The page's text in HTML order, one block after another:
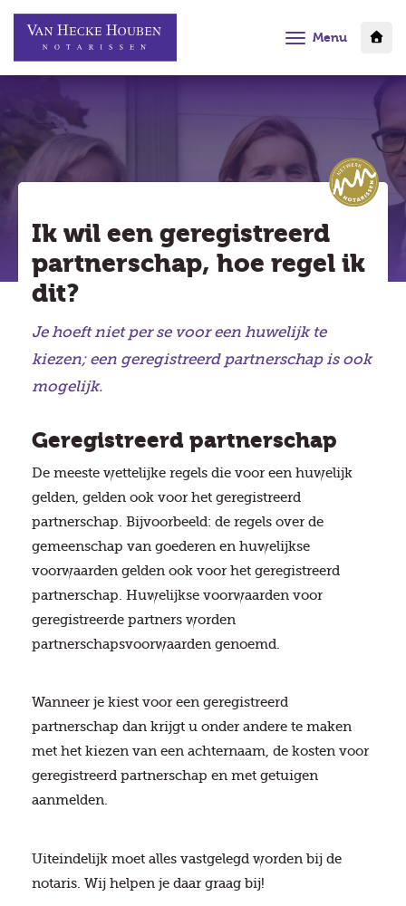
Menu
Ik wil een geregistreerd
partnerschap, hoe regel ik
dit?
Je hoeft niet per se voor een huwelijk te
kiezen; een geregistreerd partnerschap is ook
mogelijk.
Geregistreerd partnerschap
De meeste wettelijke regels die voor een huwelijk
gelden, gelden ook voor het geregistreerd
partnerschap. Bijvoorbeeld: de regels over de
gemeenschap van goederen en huwelijkse
voorwaarden gelden ook voor het geregistreerd
partnerschap. Huwelijkse voorwaarden voor
geregistreerde partners worden
partnerschapsvoorwaarden genoemd.
Wanneer je kiest voor een geregistreerd
partnerschap dan krijgt u onder andere te maken
met het kiezen van een achternaam, de kosten voor
geregistreerd partnerschap en met getuigen
aanmelden.
Uiteindelijk moet alles vastgelegd worden bij de
notaris. Wij helpen je daar graag bij!